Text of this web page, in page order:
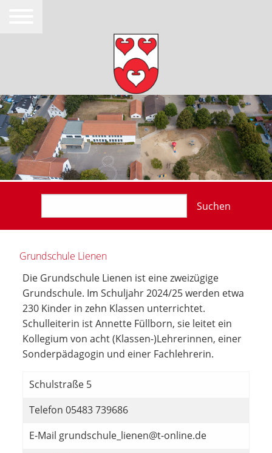
Suchen
Grundschule Lienen
Die Grundschule Lienen ist eine zweizügige
Grundschule. Im Schuljahr 2024/25 werden etwa
230 Kinder in zehn Klassen unterrichtet.
Schulleiterin ist Annette Füllborn, sie leitet ein
Kollegium von acht (Klassen-)Lehrerinnen, einer
Sonderpädagogin und einer Fachlehrerin.
Schulstraße 5
Telefon 05483 739686
E-Mail grundschule_lienen@t-online.de